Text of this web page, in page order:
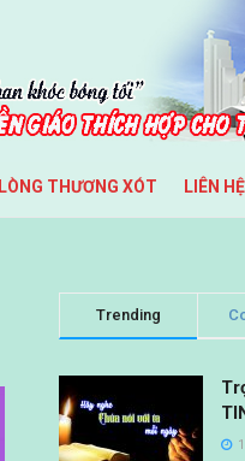
LÒNG THƯƠNG XÓT LIÊN HỆ
Trending